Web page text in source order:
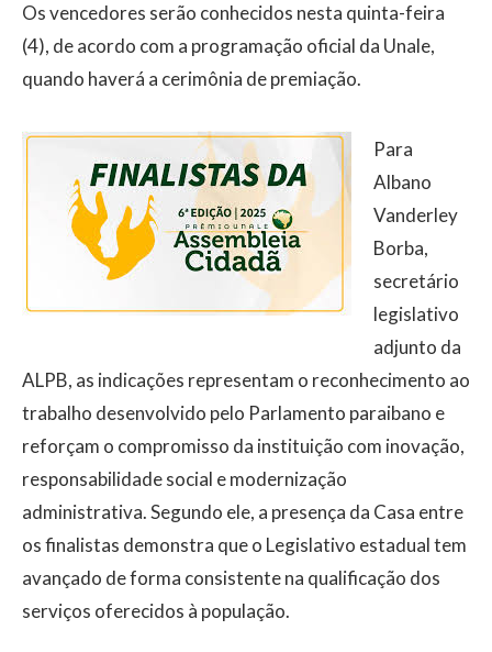
Os vencedores serão conhecidos nesta quinta-feira
(4), de acordo com a programação oficial da Unale,
quando haverá a cerimônia de premiação.
Para
Albano
Vanderley
Borba,
secretário
legislativo
adjunto da
ALPB, as indicações representam o reconhecimento ao
trabalho desenvolvido pelo Parlamento paraibano e
reforçam o compromisso da instituição com inovação,
responsabilidade social e modernização
administrativa. Segundo ele, a presença da Casa entre
os finalistas demonstra que o Legislativo estadual tem
avançado de forma consistente na qualificação dos
serviços oferecidos à população.